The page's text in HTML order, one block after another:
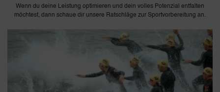
Wenn du deine Leistung optimieren und dein volles Potenzial entfalten
möchtest, dann schaue dir unsere Ratschläge zur Sportvorbereitung an.